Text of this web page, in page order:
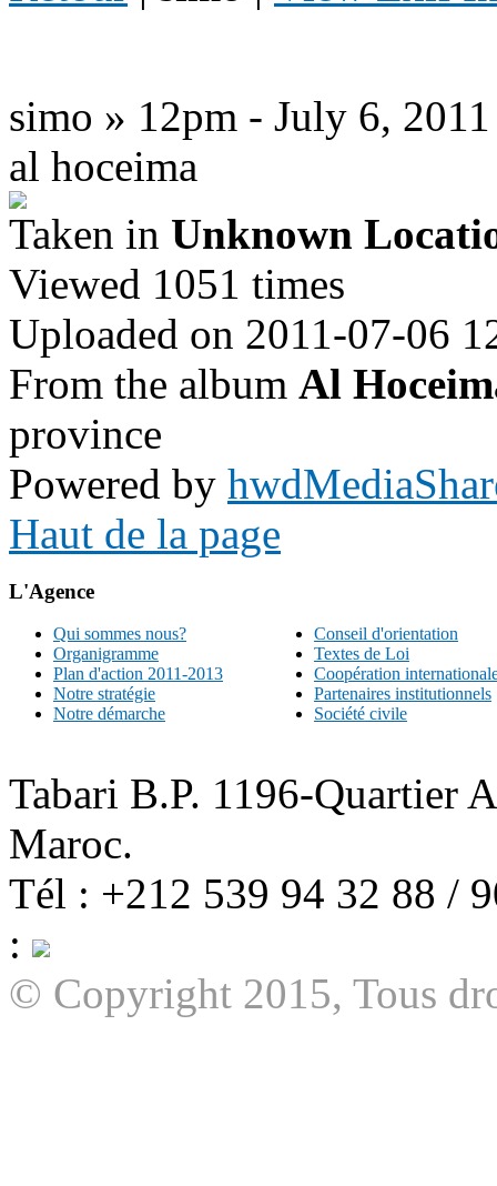
simo » 12pm - July 6, 2011
al hoceima
Taken in Unknown
Viewed 1051 times
Uploaded on 2011-07-06
From the album Al
province
Powered by
Haut de la page
L'Agence
Qui sommes nous?
Organigramme
Plan d'action 2011-2013
Notre stratégie
Notre démarche
Conseil d'orientation
Textes de Loi
Coopération
Partenaires institutionnels
Société civile
Tabari B.P. 1196-Quartier
Maroc.
Tél : +212 539 94 32 88 /
:
© Copyright 2015, Tous